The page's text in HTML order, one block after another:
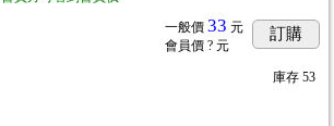
一般價 33 元
會員價 ? 元
訂購
庫存 53